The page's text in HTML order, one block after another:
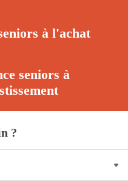
à l'achat
seniors à
?